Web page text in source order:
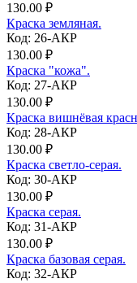
130.00 ₽
Краска земляная.
Код: 26-АКР
130.00 ₽
Краска "кожа".
Код: 27-АКР
130.00 ₽
Краска вишнёвая
Код: 28-АКР
130.00 ₽
Краска светло-серая.
Код: 30-АКР
130.00 ₽
Краска серая.
Код: 31-АКР
130.00 ₽
Краска базовая серая.
Код: 32-АКР